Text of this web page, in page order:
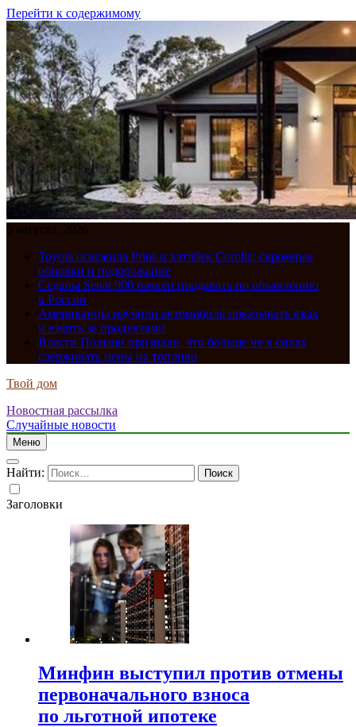
Перейти к содержимому
6 августа, 2026
Toyota освежила Prius и хэтчбек Corolla: скромные
обновки и подорожание
Седаны Senat 900 начали продавать по объявлению
в России
Американцы научили автомобиль показывать язык
и ездить за продуктами
Власти Польши признали, что больше не в силах
сдерживать цены на топливо
Твой дом
Новостная рассылка
Случайные новости
Меню
Найти:
Заголовки
Минфин выступил против отмены
первоначального взноса
по льготной ипотеке